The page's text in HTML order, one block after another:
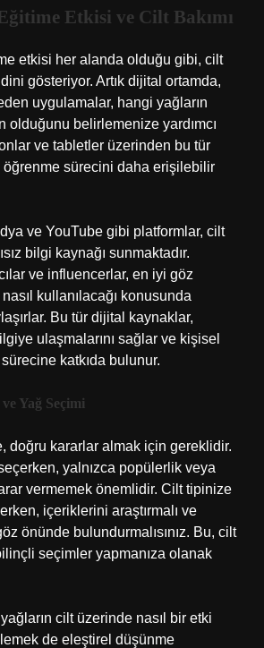
Etkisi ve Cilt Bakımı
etkisi her alanda olduğu gibi, cilt
gösteriyor. Artık dijital ortamda,
uygulamalar, hangi yağların
olduğunu belirlemenize yardımcı
ve tabletler üzerinden bu tür
sürecini daha erişilebilir
ve YouTube gibi platformlar, cilt
bilgi kaynağı sunmaktadır.
ve influencerlar, en iyi göz
kullanılacağı konusunda
Bu tür dijital kaynaklar,
ulaşmalarını sağlar ve kişisel
sürecine katkıda bulunur.
Yağ Seçimi
doğru kararlar almak için gereklidir.
yalnızca popülerlik veya
vermemek önemlidir. Cilt tipinize
içeriklerini araştırmalı ve
önünde bulundurmalısınız. Bu, cilt
seçimler yapmanıza olanak
cilt üzerinde nasıl bir etki
de eleştirel düşünme